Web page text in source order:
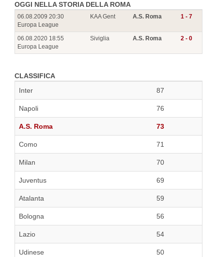
OGGI NELLA STORIA DELLA ROMA
06.08.2009 20:30
Europa League
KAA Gent A.S. Roma 1 - 7
06.08.2020 18:55
Europa League
Siviglia A.S. Roma 2 - 0
CLASSIFICA
Inter
87
Napoli 76
A.S. Roma 73
Como 71
Milan 70
Juventus 69
Atalanta 59
Bologna 56
Lazio 54
Udinese 50